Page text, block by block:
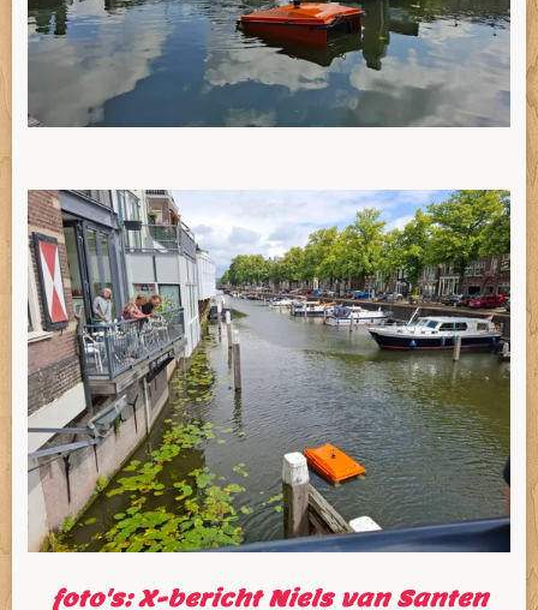
foto's: X-bericht Niels van Santen